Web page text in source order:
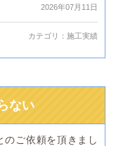
2026年07月11日
カテゴリ： 施工実績
ない
のご依頼を頂きまし